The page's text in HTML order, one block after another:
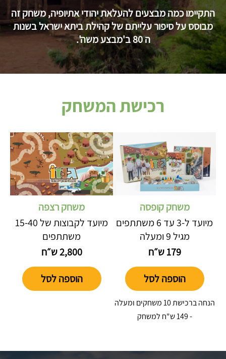
התקיימו כמה מבצעים להעלאת יהודי אתיופיה, משחק זה
מבוסס על סיפור עלייתם של קהילת ביתא ישראל בשנות
ה 80 ב'מבצע משה'.
רכישת המשחק
משחק קופסה
מיועד ל-3 עד 6 משתתפים
מגיל 9 ומעלה
179 ש״ח
הוספה לסל
הנחה ברכישת 10 משחקים ומעלה
- 149 ש"ח למשחק
משחק רצפה
מיועד לקבוצות של 15-40
משתתפים
2,800 ש״ח
הוספה לסל